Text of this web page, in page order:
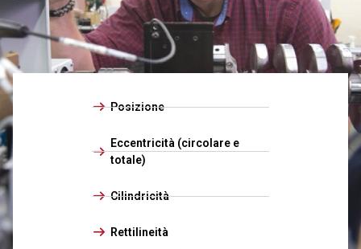
Posizione
Eccentricità (circolare e
totale)
Cilindricità
Rettilineità